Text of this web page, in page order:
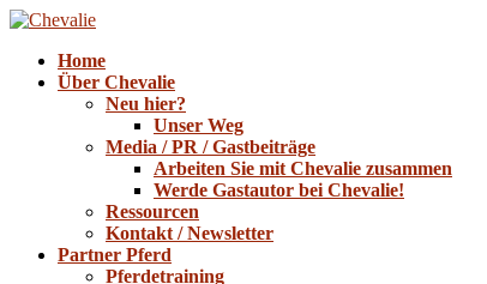
Home
Über Chevalie
Neu hier?
Unser Weg
Media / PR / Gastbeiträge
Arbeiten Sie mit Chevalie zusammen
Werde Gastautor bei Chevalie!
Ressourcen
Kontakt / Newsletter
Partner Pferd
Pferdetraining